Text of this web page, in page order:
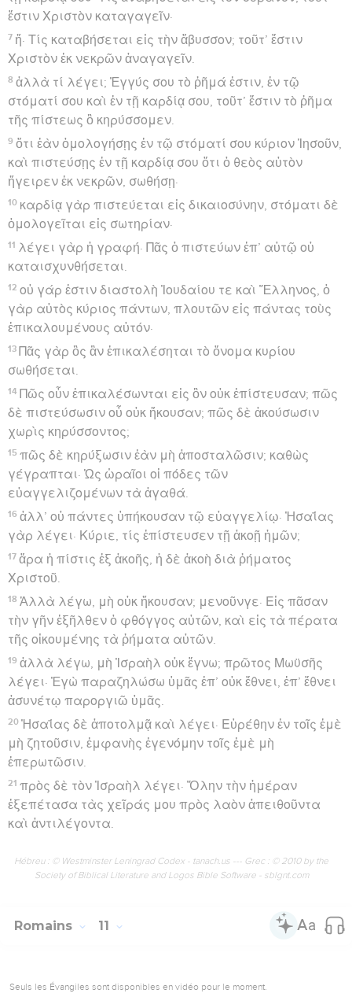
ἔστιν Χριστὸν καταγαγεῖν·
7 ἤ· Τίς καταβήσεται εἰς τὴν ἄβυσσον; τοῦτ’ ἔστιν
Χριστὸν ἐκ νεκρῶν ἀναγαγεῖν.
8 ἀλλὰ τί λέγει; Ἐγγύς σου τὸ ῥῆμά ἐστιν, ἐν τῷ
στόματί σου καὶ ἐν τῇ καρδίᾳ σου, τοῦτ’ ἔστιν τὸ ῥῆμα
τῆς πίστεως ὃ κηρύσσομεν.
9 ὅτι ἐὰν ὁμολογήσῃς ἐν τῷ στόματί σου κύριον Ἰησοῦν,
καὶ πιστεύσῃς ἐν τῇ καρδίᾳ σου ὅτι ὁ θεὸς αὐτὸν
ἤγειρεν ἐκ νεκρῶν, σωθήσῃ·
10 καρδίᾳ γὰρ πιστεύεται εἰς δικαιοσύνην, στόματι δὲ
ὁμολογεῖται εἰς σωτηρίαν·
11 λέγει γὰρ ἡ γραφή· Πᾶς ὁ πιστεύων ἐπ’ αὐτῷ οὐ
καταισχυνθήσεται.
12 οὐ γάρ ἐστιν διαστολὴ Ἰουδαίου τε καὶ Ἕλληνος, ὁ
γὰρ αὐτὸς κύριος πάντων, πλουτῶν εἰς πάντας τοὺς
ἐπικαλουμένους αὐτόν·
13 Πᾶς γὰρ ὃς ἂν ἐπικαλέσηται τὸ ὄνομα κυρίου
σωθήσεται.
14 Πῶς οὖν ἐπικαλέσωνται εἰς ὃν οὐκ ἐπίστευσαν; πῶς
δὲ πιστεύσωσιν οὗ οὐκ ἤκουσαν; πῶς δὲ ἀκούσωσιν
χωρὶς κηρύσσοντος;
15 πῶς δὲ κηρύξωσιν ἐὰν μὴ ἀποσταλῶσιν; καθὼς
γέγραπται· Ὡς ὡραῖοι οἱ πόδες τῶν
εὐαγγελιζομένων τὰ ἀγαθά.
16 ἀλλ’ οὐ πάντες ὑπήκουσαν τῷ εὐαγγελίῳ· Ἠσαΐας
γὰρ λέγει· Κύριε, τίς ἐπίστευσεν τῇ ἀκοῇ ἡμῶν;
17 ἄρα ἡ πίστις ἐξ ἀκοῆς, ἡ δὲ ἀκοὴ διὰ ῥήματος
Χριστοῦ.
18 Ἀλλὰ λέγω, μὴ οὐκ ἤκουσαν; μενοῦνγε· Εἰς πᾶσαν
τὴν γῆν ἐξῆλθεν ὁ φθόγγος αὐτῶν, καὶ εἰς τὰ πέρατα
τῆς οἰκουμένης τὰ ῥήματα αὐτῶν.
19 ἀλλὰ λέγω, μὴ Ἰσραὴλ οὐκ ἔγνω; πρῶτος Μωϋσῆς
λέγει· Ἐγὼ παραζηλώσω ὑμᾶς ἐπ’ οὐκ ἔθνει, ἐπ’ ἔθνει
ἀσυνέτῳ παροργιῶ ὑμᾶς.
20 Ἠσαΐας δὲ ἀποτολμᾷ καὶ λέγει· Εὑρέθην ἐν τοῖς ἐμὲ
μὴ ζητοῦσιν, ἐμφανὴς ἐγενόμην τοῖς ἐμὲ μὴ
ἐπερωτῶσιν.
21 πρὸς δὲ τὸν Ἰσραὴλ λέγει· Ὅλην τὴν ἡμέραν
ἐξεπέτασα τὰς χεῖράς μου πρὸς λαὸν ἀπειθοῦντα
καὶ ἀντιλέγοντα.
Hébreu : © Westminster Leningrad Codex - tanach.us --- Grec : © 2010 by the
Society of Biblical Literature and Logos Bible Software - sblgnt.com
Romains 11
Seuls les Évangiles sont disponibles en vidéo pour le moment.